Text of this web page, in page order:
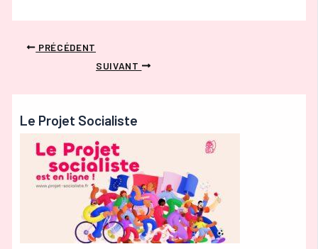
PRÉCÉDENT
SUIVANT
Le Projet Socialiste